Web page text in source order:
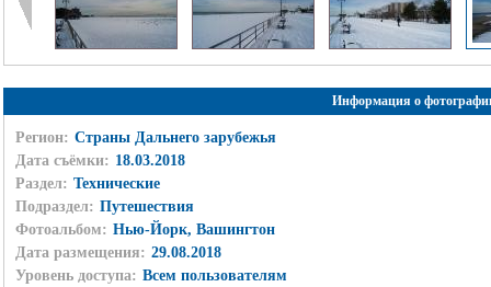
Информация о
Регион: Страны Дальнего зарубежья
Дата съёмки: 18.03.2018
Раздел: Технические
Подраздел: Путешествия
Фотоальбом: Нью-Йорк, Вашингтон
Дата размещения: 29.08.2018
Уровень доступа: Всем пользователям